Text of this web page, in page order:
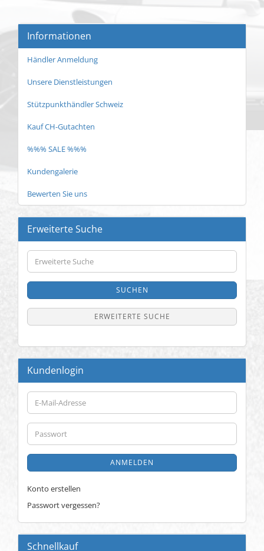
Informationen
Händler Anmeldung
Unsere Dienstleistungen
Stützpunkthändler Schweiz
Kauf CH-Gutachten
%%% SALE %%%
Kundengalerie
Bewerten Sie uns
Erweiterte Suche
Erweiterte
Suche
SUCHEN
ERWEITERTE SUCHE
Kundenlogin
E-
Mail-
Adresse
Passwort
ANMELDEN
Konto erstellen
Passwort vergessen?
Schnellkauf